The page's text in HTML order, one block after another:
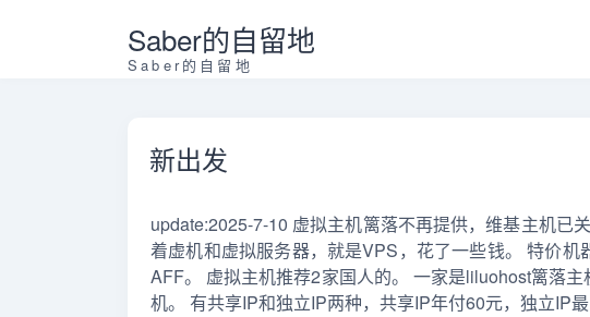
Saber的自留地
Saber的自留地
新出发
update:2025-7-10 虚拟主机篱落不再提供，维基主机已
着虚机和虚拟服务器，就是VPS，花了一些钱。 特价
AFF。 虚拟主机推荐2家国人的。 一家是liluohost篱落
机。 有共享IP和独立IP两种，共享IP年付60元，独立IP